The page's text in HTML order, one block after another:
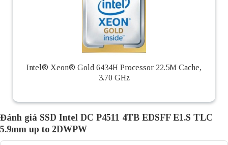
Intel® Xeon® Gold 6434H Processor 22.5M Cache,
3.70 GHz
Đánh giá SSD Intel DC P4511 4TB EDSFF E1.S TLC
5.9mm up to 2DWPW